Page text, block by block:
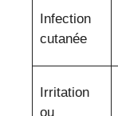
Infection
cutanée
Irritation
ou